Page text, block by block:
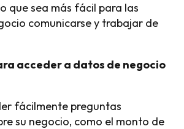
que sea más fácil para las
comunicarse y trabajar de
acceder a datos de negocio
fácilmente preguntas
su negocio, como el monto de